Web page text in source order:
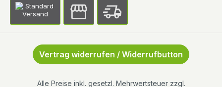
Vertrag widerrufen / Widerrufbutton
Alle Preise inkl. gesetzl. Mehrwertsteuer zzgl.